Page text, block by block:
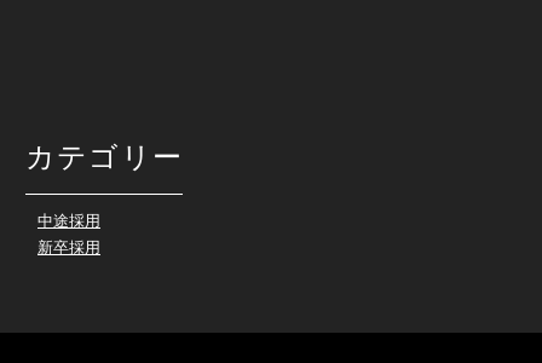
カテゴリー
中途採用
新卒採用